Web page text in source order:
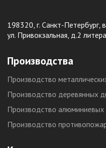
198320, г. Санкт-Петербург,
ул. Привокзальная, д.2
Производства
Производство
Производство деревянных
Производство алюминиевых
Производство